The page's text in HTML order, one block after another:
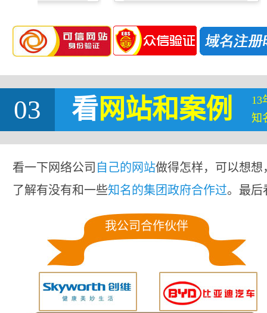
03 看网站和案例
13
知
看一下网络公司 自己的网站做得怎样，可以想
了解有没有和一些知名的集团政府合作过。最后
我公司合作伙伴